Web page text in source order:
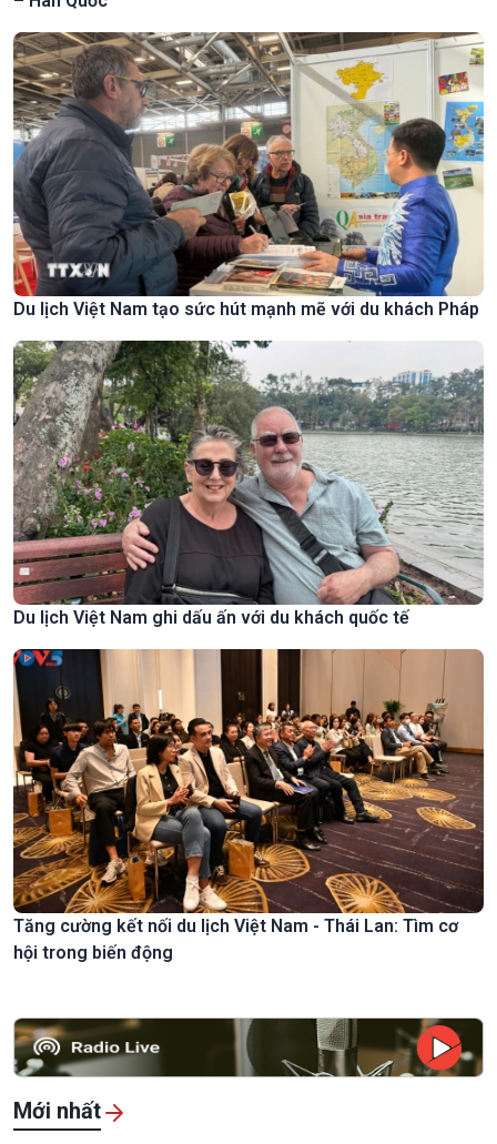
Du lịch Việt Nam tạo sức hút mạnh mẽ với du khách Pháp
Tăng cường kết nối du lịch Việt Nam - Thái Lan: Tìm cơ
hội trong biến động
Mới nhất